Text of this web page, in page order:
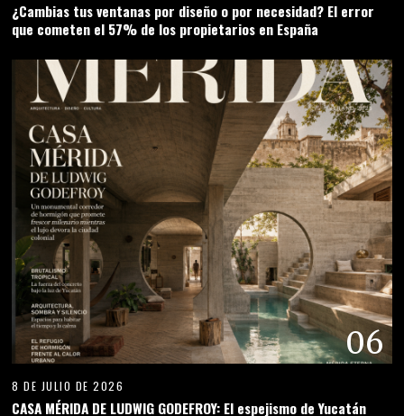
¿Cambias tus ventanas por diseño o por necesidad? El error
que cometen el 57% de los propietarios en España
06
8 DE JULIO DE 2026
CASA MÉRIDA DE LUDWIG GODEFROY: El espejismo de Yucatán